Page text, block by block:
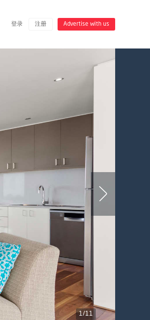
登录 注册 Advertise with us
1/11